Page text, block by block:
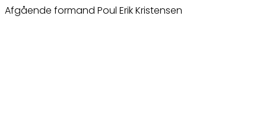
Afgående formand Poul Erik Kristensen